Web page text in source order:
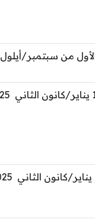
من سبتمبر/أيلول